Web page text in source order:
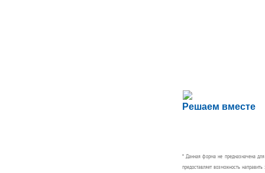
Решаем вместе
Сложности с
Сообщите об этом
* Данная форма не предназначена
предоставляет возможность